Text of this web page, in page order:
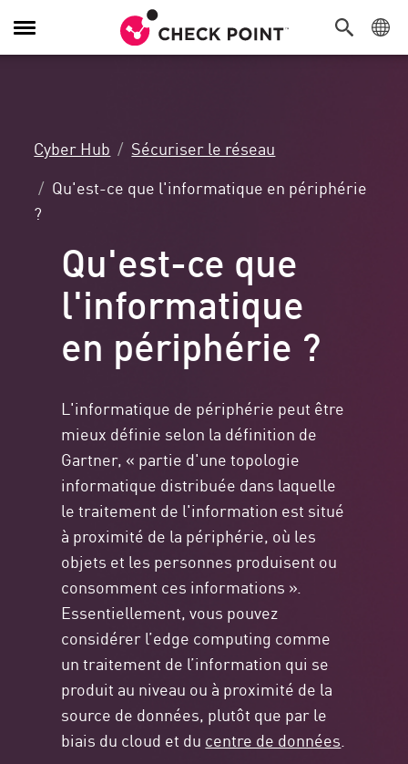
Navigation
dans
Cyber Hub
Sécuriser le réseau
Qu'est-ce que l'informatique en périphérie
?
Qu'est-ce que
l'informatique
en périphérie ?
L'informatique de périphérie peut être
mieux définie selon la définition de
Gartner, « partie d'une topologie
informatique distribuée dans laquelle
le traitement de l'information est situé
à proximité de la périphérie, où les
objets et les personnes produisent ou
consomment ces informations ».
Essentiellement, vous pouvez
considérer l’edge computing comme
un traitement de l’information qui se
produit au niveau ou à proximité de la
source de données, plutôt que par le
biais du cloud et du centre de données.